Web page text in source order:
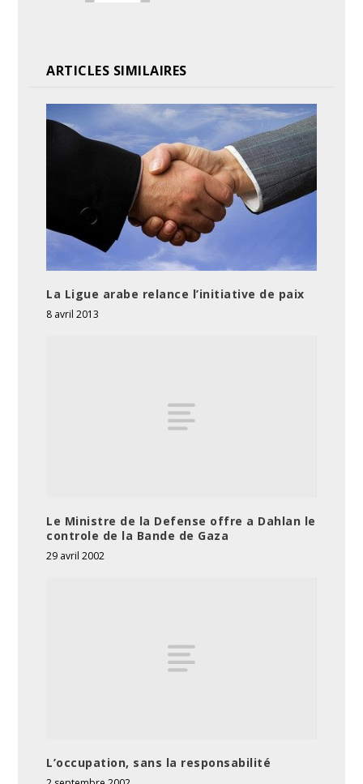
ARTICLES SIMILAIRES
La Ligue arabe relance l’initiative de paix
8 avril 2013
Le Ministre de la Defense offre a Dahlan le
controle de la Bande de Gaza
29 avril 2002
L’occupation, sans la responsabilité